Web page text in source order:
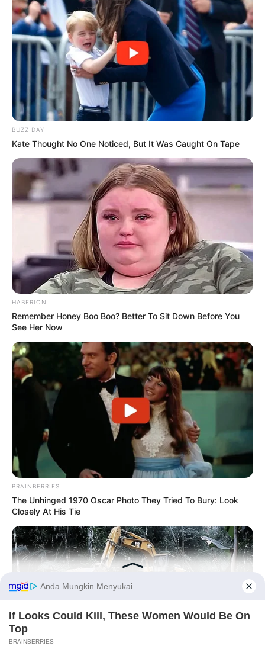
8 Kata Lucu Seputar Malam
Minggu ala Jomblo yang Bikin
Ngenes
10 Desain Kanopi Tempat
Tidur, Serasa Beristirahat di
Kamar Raja
Tampil Lebih Modern, 7 Potret
Hasil Renovasi Rumah Berusia
90 Tahun
BUZZ DAY
Kate Thought No One Noticed, But It Was Caught On Tape
HABERION
Remember Honey Boo Boo? Better To Sit Down Before You
See Her Now
BRAINBERRIES
The Unhinged 1970 Oscar Photo They Tried To Bury: Look
Closely At His Tie
Before You Go